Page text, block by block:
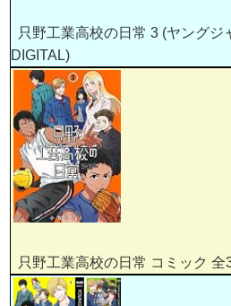
只野工業高校の日常 3 (ヤングジ
DIGITAL)
只野工業高校の日常 コミック 全